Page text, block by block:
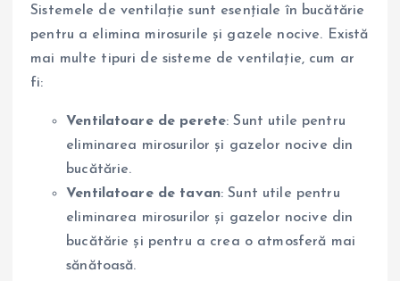
Sistemele de ventilație sunt esențiale în bucătărie
pentru a elimina mirosurile și gazele nocive. Există
mai multe tipuri de sisteme de ventilație, cum ar
fi:
Ventilatoare de perete: Sunt utile pentru
eliminarea mirosurilor și gazelor nocive din
bucătărie.
Ventilatoare de tavan: Sunt utile pentru
eliminarea mirosurilor și gazelor nocive din
bucătărie și pentru a crea o atmosferă mai
sănătoasă.